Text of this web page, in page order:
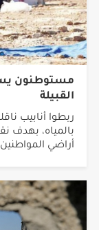
مستوطنون
القبيلة
ربطوا أنابيب
بالمياه، بهدف